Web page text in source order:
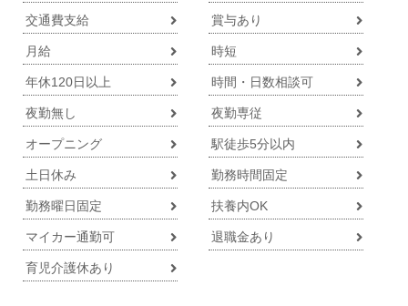
交通費支給 賞与あり
月給 時短
年休120日以上 時間・日数相談可
夜勤無し 夜勤専従
オープニング 駅徒歩5分以内
土日休み 勤務時間固定
勤務曜日固定 扶養内OK
マイカー通勤可 退職金あり
育児介護休あり